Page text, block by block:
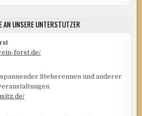
AN UNSERE UNTERSTÜTZER
forst.de/
Steherennen und anderer